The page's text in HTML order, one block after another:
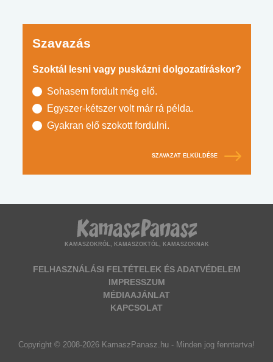
Szavazás
Szoktál lesni vagy puskázni dolgozatíráskor?
Sohasem fordult még elő.
Egyszer-kétszer volt már rá példa.
Gyakran elő szokott fordulni.
SZAVAZAT ELKÜLDÉSE
KAMASZOKRÓL, KAMASZOKTÓL, KAMASZOKNAK
FELHASZNÁLÁSI FELTÉTELEK ÉS ADATVÉDELEM
IMPRESSZUM
MÉDIAAJÁNLAT
KAPCSOLAT
Copyright © 2008-2026 KamaszPanasz.hu - Minden jog fenntartva!